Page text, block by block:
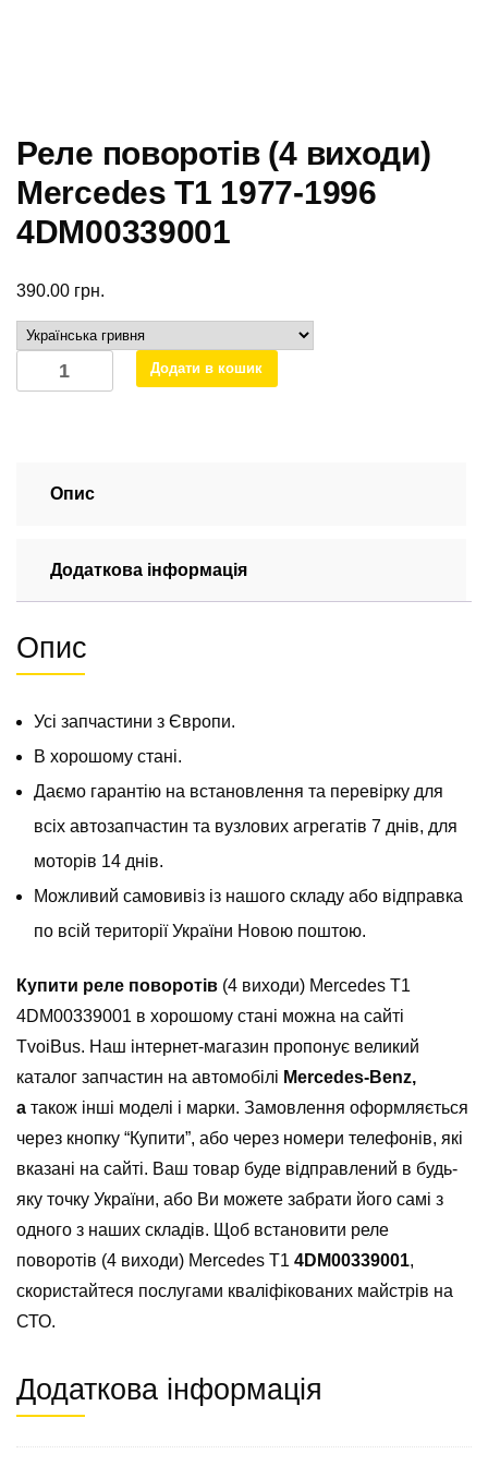
Реле поворотів (4 виходи)
Mercedes T1 1977-1996
4DM00339001
390.00 грн.
поворотів
4DM00339001
кількість
Додати в кошик
Опис
Додаткова інформація
Опис
Усі запчастини з Європи.
В хорошому стані.
Даємо гарантію на встановлення та перевірку для
всіх автозапчастин та вузлових агрегатів 7 днів, для
моторів 14 днів.
Можливий самовивіз із нашого складу або відправка
по всій території України Новою поштою.
Купити реле поворотів (4 виходи) Mercedes T1
4DM00339001 в хорошому стані можна на сайті
TvoiBus. Наш інтернет-магазин пропонує великий
каталог запчастин на автомобілі Mercedes-Benz,
а також інші моделі і марки. Замовлення оформляється
через кнопку “Купити”, або через номери телефонів, які
вказані на сайті. Ваш товар буде відправлений в будь-
яку точку України, або Ви можете забрати його самі з
одного з наших складів. Щоб встановити реле
поворотів (4 виходи) Mercedes T1 4DM00339001,
скористайтеся послугами кваліфікованих майстрів на
СТО.
Додаткова інформація